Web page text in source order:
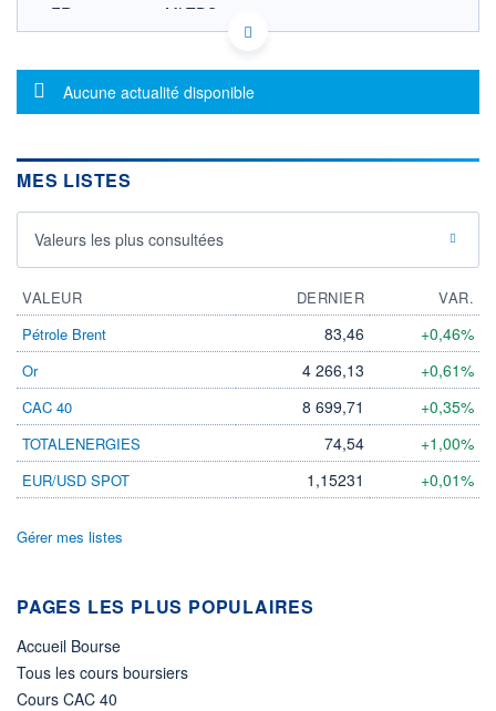
FR0007261425 MLTDS
EURONEXT PARIS DONNÉES TEMPS RÉEL
Cotation sur les autres places
+ HAUT
0,000
+ BAS
0
LIMITE À LA
BAISSE
0,001
LIMITE À LA
725,000
RENDEMENT
-
PER ESTIMÉ
DERNIER
DIVIDENDE
0,00 EUR
DERNIER
DIVIDENDE
-
PROCHAIN
DIVIDENDE
Non éligible
+ ALERTE
Message d'information
Aucune actualité disponible
MES LISTES
Valeurs les plus consultées
VALEUR DERNIER
VAR.
Pétrole Brent
83,46 +0,46%
Or 4 266,13 +0,61%
CAC 40 8 699,71 +0,35%
TOTALENERGIES 74,54 +1,00%
EUR/USD SPOT 1,15231 +0,01%
Gérer mes listes
PAGES LES PLUS POPULAIRES
Accueil Bourse
Tous les cours boursiers
Cours CAC 40